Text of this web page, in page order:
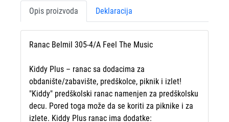
Opis proizvoda Deklaracija
Ranac Belmil 305-4/A Feel The Music
Kiddy Plus – ranac sa dodacima za
obdanište/zabavište, predškolce, piknik i izlet!
"Kiddy" predškolski ranac namenjen za predškolsku
decu. Pored toga može da se koriti za piknike i za
izlete. Kiddy Plus ranac ima dodatke: